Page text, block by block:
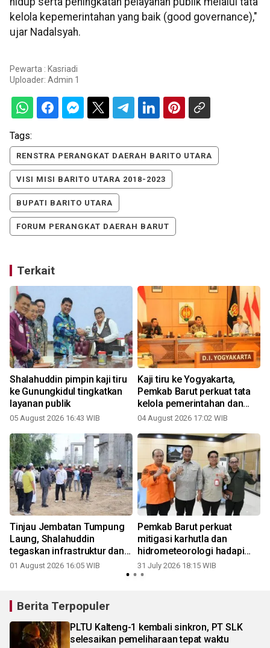
kelola kepemerintahan yang baik (good governance),"
ujar Nadalsyah.
Pewarta : Kasriadi
Uploader: Admin 1
Tags:
RENSTRA PERANGKAT DAERAH BARITO UTARA
VISI MISI BARITO UTARA 2018-2023
BUPATI BARITO UTARA
FORUM PERANGKAT DAERAH BARUT
Terkait
Shalahuddin pimpin kaji tiru
ke Gunungkidul tingkatkan
layanan publik
05 August 2026 16:43 WIB
Kaji tiru ke Yogyakarta,
Pemkab Barut perkuat tata
kelola pemerintahan dan
pelayanan publik
04 August 2026 17:02 WIB
Tinjau Jembatan Tumpung
Laung, Shalahuddin
tegaskan infrastruktur dan
pendidikan jadi prioritas
01 August 2026 16:05 WIB
Pemkab Barut perkuat
mitigasi karhutla dan
hidrometeorologi hadapi
ancaman bencana
31 July 2026 18:15 WIB
Berita Terpopuler
PLTU Kalteng-1 kembali sinkron, PT SLK
selesaikan pemeliharaan tepat waktu